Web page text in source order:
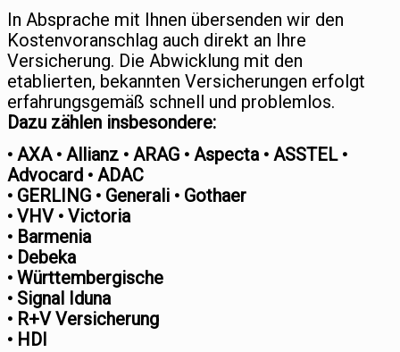
In Absprache mit Ihnen übersenden wir den
Kostenvoranschlag auch direkt an Ihre
Versicherung. Die Abwicklung mit den
etablierten, bekannten Versicherungen erfolgt
erfahrungsgemäß schnell und problemlos.
Dazu zählen insbesondere:
• AXA • Allianz • ARAG • Aspecta • ASSTEL •
Advocard • ADAC
• GERLING • Generali • Gothaer
• VHV • Victoria
• Barmenia
• Debeka
• Württembergische
• Signal Iduna
• R+V Versicherung
• HDI